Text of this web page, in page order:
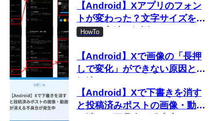
【Android】Xアプリのフォン
トが変わった？文字サイズを変
更する方法を解説
HowTo
【Android】Xで画像の「長押
しで変化」ができない原因と対
【Android】Xで下書きを消す
と投稿済みポストの画像・動画